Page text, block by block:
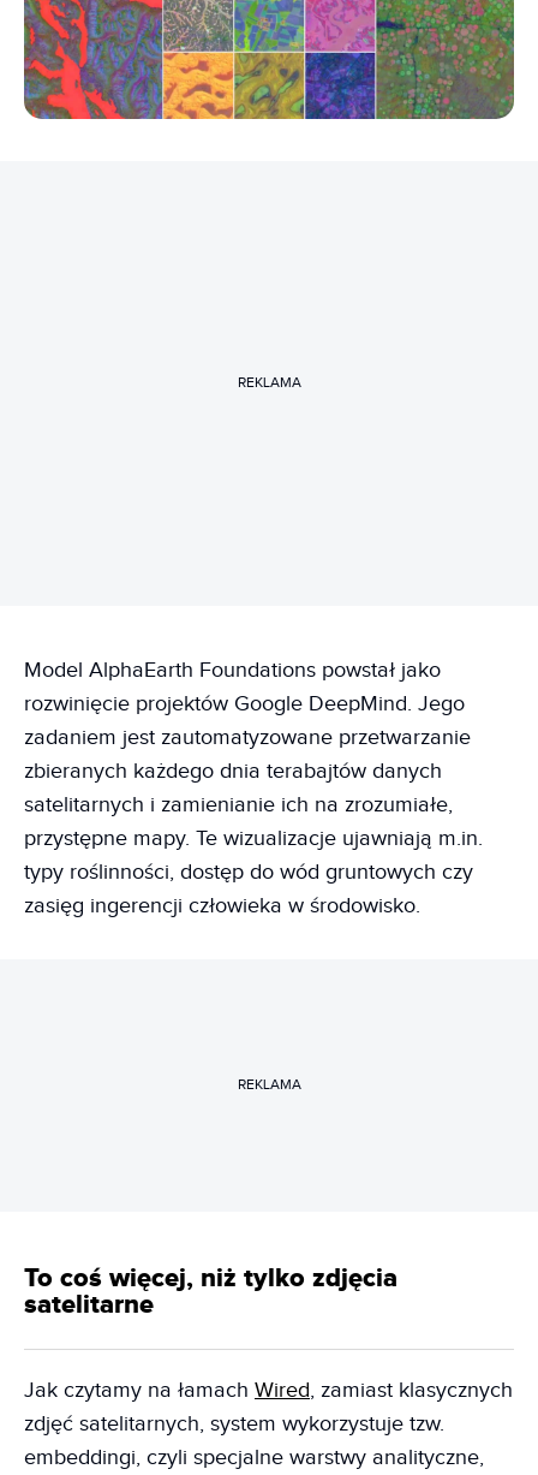
REKLAMA
Model AlphaEarth Foundations powstał jako
rozwinięcie projektów Google DeepMind. Jego
zadaniem jest zautomatyzowane przetwarzanie
zbieranych każdego dnia terabajtów danych
satelitarnych i zamienianie ich na zrozumiałe,
przystępne mapy. Te wizualizacje ujawniają m.in.
typy roślinności, dostęp do wód gruntowych czy
zasięg ingerencji człowieka w środowisko.
REKLAMA
To coś więcej, niż tylko zdjęcia
satelitarne
Jak czytamy na łamach Wired, zamiast klasycznych
zdjęć satelitarnych, system wykorzystuje tzw.
embeddingi, czyli specjalne warstwy analityczne,